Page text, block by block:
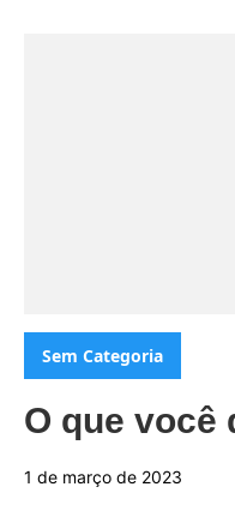
Categorias:
Sem Categoria
O que você
1 de março de 2023